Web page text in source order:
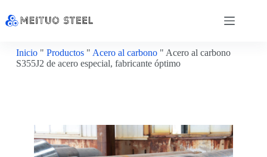
Inicio" Productos" Acero al carbono" Acero al carbono
S355J2 de acero especial, fabricante óptimo